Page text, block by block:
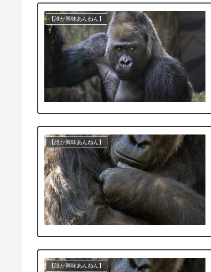
【誰が興味あんねん】
【誰が興味あんねん】
【誰が興味あんねん】